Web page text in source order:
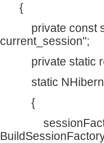
{
private const
current_session";
private static
static
{